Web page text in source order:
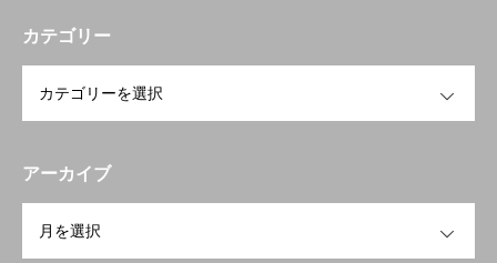
カテゴリー
アーカイブ